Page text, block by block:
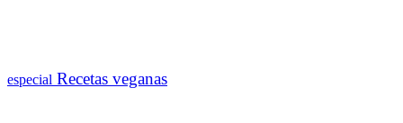
especial Recetas veganas